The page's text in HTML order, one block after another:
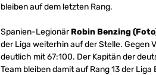
bleiben auf dem letzten Rang.
Spanien-LegionärRobin Benzing
der Liga weiterhin auf der Stelle. Gegen
deutlich mit 67:100. Der Kapitän der
Team bleiben damit auf Rang 13 der